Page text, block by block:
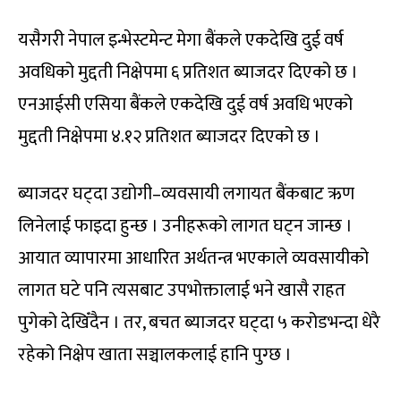
यसैगरी नेपाल इन्भेस्टमेन्ट मेगा बैंकले एकदेखि दुई वर्ष
अवधिको मुद्दती निक्षेपमा ६ प्रतिशत ब्याजदर दिएको छ ।
एनआईसी एसिया बैंकले एकदेखि दुई वर्ष अवधि भएको
मुद्दती निक्षेपमा ४.१२ प्रतिशत ब्याजदर दिएको छ ।
ब्याजदर घट्दा उद्योगी–व्यवसायी लगायत बैंकबाट ऋण
लिनेलाई फाइदा हुन्छ । उनीहरूको लागत घट्न जान्छ ।
आयात व्यापारमा आधारित अर्थतन्त्र भएकाले व्यवसायीको
लागत घटे पनि त्यसबाट उपभोक्तालाई भने खासै राहत
पुगेको देखिँदैन । तर, बचत ब्याजदर घट्दा ५ करोडभन्दा धेरै
रहेको निक्षेप खाता सञ्चालकलाई हानि पुग्छ ।